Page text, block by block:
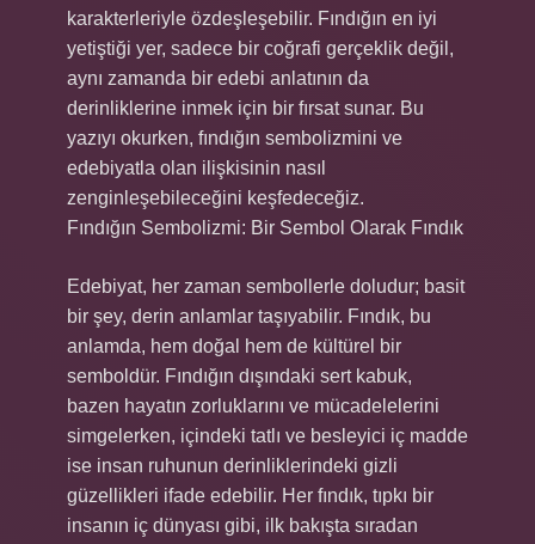
karakterleriyle özdeşleşebilir. Fındığın en iyi
yetiştiği yer, sadece bir coğrafi gerçeklik değil,
aynı zamanda bir edebi anlatının da
derinliklerine inmek için bir fırsat sunar. Bu
yazıyı okurken, fındığın sembolizmini ve
edebiyatla olan ilişkisinin nasıl
zenginleşebileceğini keşfedeceğiz.
Fındığın Sembolizmi: Bir Sembol Olarak Fındık
Edebiyat, her zaman sembollerle doludur; basit
bir şey, derin anlamlar taşıyabilir. Fındık, bu
anlamda, hem doğal hem de kültürel bir
semboldür. Fındığın dışındaki sert kabuk,
bazen hayatın zorluklarını ve mücadelelerini
simgelerken, içindeki tatlı ve besleyici iç madde
ise insan ruhunun derinliklerindeki gizli
güzellikleri ifade edebilir. Her fındık, tıpkı bir
insanın iç dünyası gibi, ilk bakışta sıradan